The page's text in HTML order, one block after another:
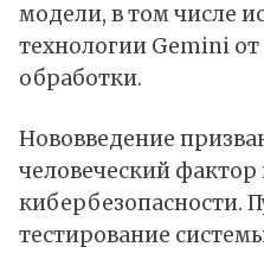
модели, в том числе
технологии Gemini
обработки.
Нововведение
человеческий фактор
кибербезопасности.
тестирование